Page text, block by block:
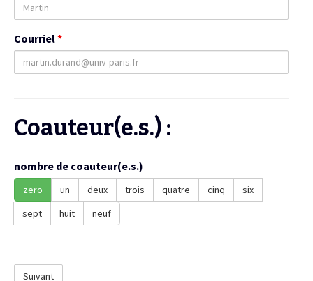
Courriel*
Coauteur(e.s.) :
nombre de coauteur(e.s.)
zero un deux trois quatre cinq
six
sept
huit neuf